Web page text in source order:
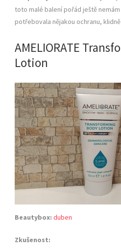
toto malé balení pořád ještě
potřebovala nějakou ochranu,
AMELIORATE
Lotion
Beautybox: duben
Zkušenost: